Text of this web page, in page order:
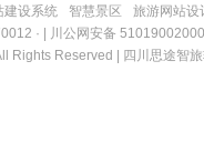
建设系统 智慧景区
旅游网站设
旅云营销​
· | 川公网安备
Rights Reserved | 四川思途智